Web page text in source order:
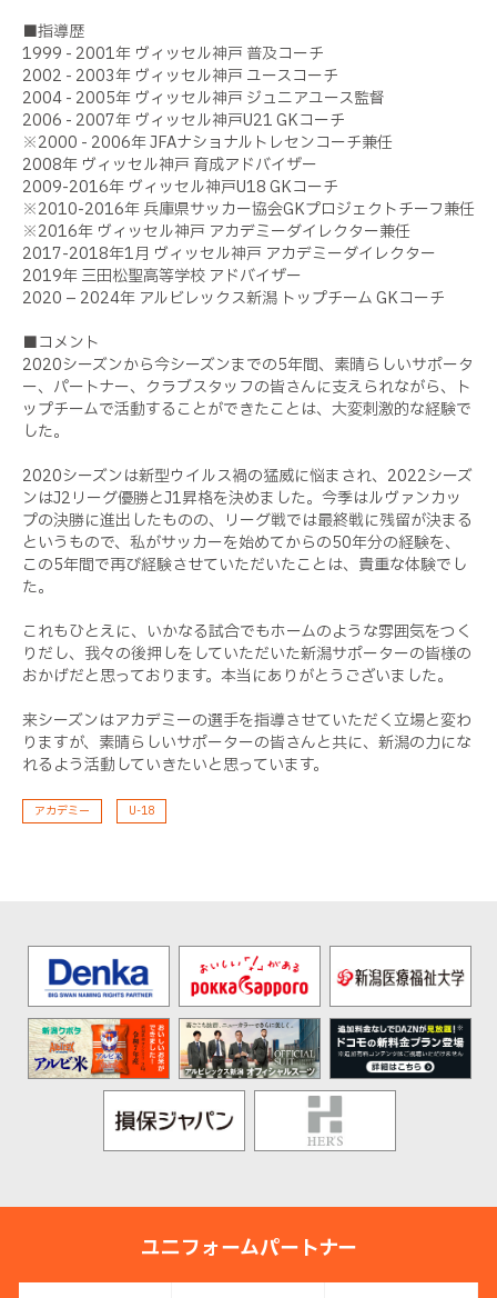
■指導歴
1999 - 2001年 ヴィッセル神戸 普及コーチ
2002 - 2003年 ヴィッセル神戸 ユースコーチ
2004 - 2005年 ヴィッセル神戸 ジュニアユース監督
2006 - 2007年 ヴィッセル神戸U21 GKコーチ
※2000 - 2006年 JFAナショナルトレセンコーチ兼任
2008年 ヴィッセル神戸 育成アドバイザー
2009-2016年 ヴィッセル神戸U18 GKコーチ
※2010-2016年 兵庫県サッカー協会GKプロジェクトチーフ兼任
※2016年 ヴィッセル神戸 アカデミーダイレクター兼任
2017-2018年1月 ヴィッセル神戸 アカデミーダイレクター
2019年 三田松聖高等学校 アドバイザー
2020 – 2024年 アルビレックス新潟 トップチーム GKコーチ
■コメント
2020シーズンから今シーズンまでの5年間、素晴らしいサポータ
ー、パートナー、クラブスタッフの皆さんに支えられながら、ト
ップチームで活動することができたことは、大変刺激的な経験で
した。
2020シーズンは新型ウイルス禍の猛威に悩まされ、2022シーズ
ンはJ2リーグ優勝とJ1昇格を決めました。今季はルヴァンカッ
プの決勝に進出したものの、リーグ戦では最終戦に残留が決まる
というもので、私がサッカーを始めてからの50年分の経験を、
この5年間で再び経験させていただいたことは、貴重な体験でし
た。
これもひとえに、いかなる試合でもホームのような雰囲気をつく
りだし、我々の後押しをしていただいた新潟サポーターの皆様の
おかげだと思っております。本当にありがとうございました。
来シーズンはアカデミーの選手を指導させていただく立場と変わ
りますが、素晴らしいサポーターの皆さんと共に、新潟の力にな
れるよう活動していきたいと思っています。
アカデミー U-18
ユニフォームパートナー